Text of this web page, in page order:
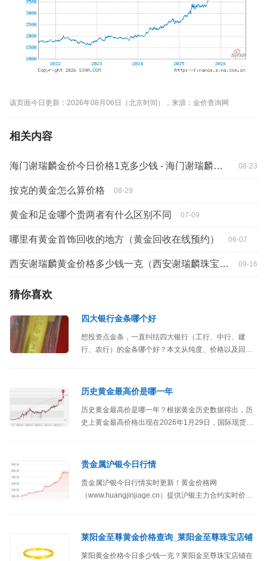
该页面今日更新：2026年08月06日（北京时间），来源：金价查询网
相关内容
海门谢瑞麟金价今日价格1克多少钱 - 海门谢瑞麟专柜 08-23
按克的黄金怎么算价格 08-29
黄金和足金哪个贵两者有什么区别不同 07-09
哪里有黄金首饰回收的地方（黄金回收在线预约） 06-07
西安谢瑞麟黄金价格多少钱一克（西安谢瑞麟珠宝专柜实体店） 09-16
猜你喜欢
四大银行金条哪个好
想投资点金条，一直纠结四大银行（工行、中行、建
行、农行）的金条哪个好？本文从纯度、价格以及回购
历史黄金最高价是哪一年
历史黄金最高价是哪一年？根据黄金历史数据得出，历
史上黄金最高价格出现在2026年1月29日，国际现货黄
9999黄金价格最高达到1256元/克。
贵金属沪银今日行情
贵金属沪银今日行情实时更新！黄金价格网
（www.huangjinjiage.cn）提供沪银主力合约实时价查
莱阳金至尊黄金价格查询_莱阳金至尊珠宝店铺
莱阳黄金价格今日多少钱一克？莱阳金至尊珠宝店铺在